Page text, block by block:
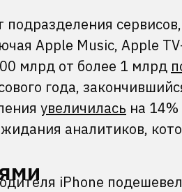
подразделения
Apple Music, Apple
млрд от более 1 млрд
года,
увеличилась на
аналитиков,
iPhone